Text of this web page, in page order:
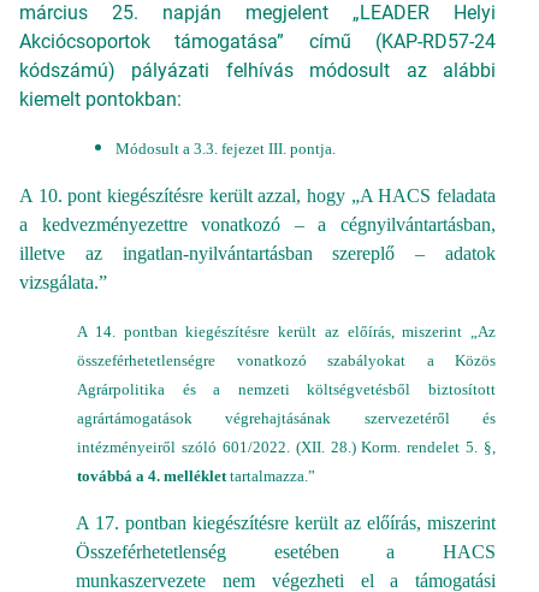
március 25. napján megjelent „LEADER Helyi
Akciócsoportok támogatása” című (KAP-RD57-24
kódszámú) pályázati felhívás módosult az alábbi
kiemelt pontokban:
Módosult a 3.3. fejezet III. pontja.
A 10. pont kiegészítésre került azzal, hogy „A HACS feladata
a kedvezményezettre vonatkozó – a cégnyilvántartásban,
illetve az ingatlan-nyilvántartásban szereplő – adatok
vizsgálata.”
A 14. pontban kiegészítésre került az előírás, miszerint „Az
összeférhetetlenségre vonatkozó szabályokat a Közös
Agrárpolitika és a nemzeti költségvetésből biztosított
agrártámogatások végrehajtásának szervezetéről és
intézményeiről szóló 601/2022. (XII. 28.) Korm. rendelet 5. §,
továbbá a 4. melléklettartalmazza.”
A 17. pontban kiegészítésre került az előírás, miszerint
Összeférhetetlenség esetében a HACS
munkaszervezete nem végezheti el a támogatási